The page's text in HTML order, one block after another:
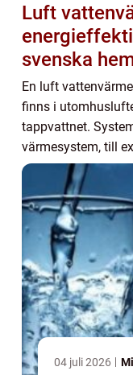
Luft
svenska
En luft
finns i
tappvattnet.
värmesystem, till
Resultatet blir
04 juli 2026